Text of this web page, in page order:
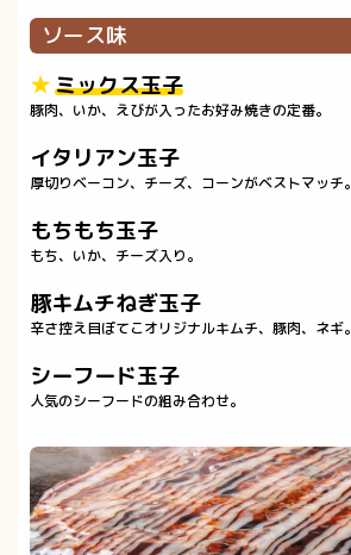
ソース味
ミックス玉子
豚肉、いか、えびが入ったお好み焼きの定番。
イタリアン玉子
厚切りベーコン、チーズ、コーンがベストマッチ。
もちもち玉子
もち、いか、チーズ入り。
豚キムチねぎ玉子
辛さ控え目ぼてこオリジナルキムチ、豚肉、ネギ。
シーフード玉子
人気のシーフードの組み合わせ。